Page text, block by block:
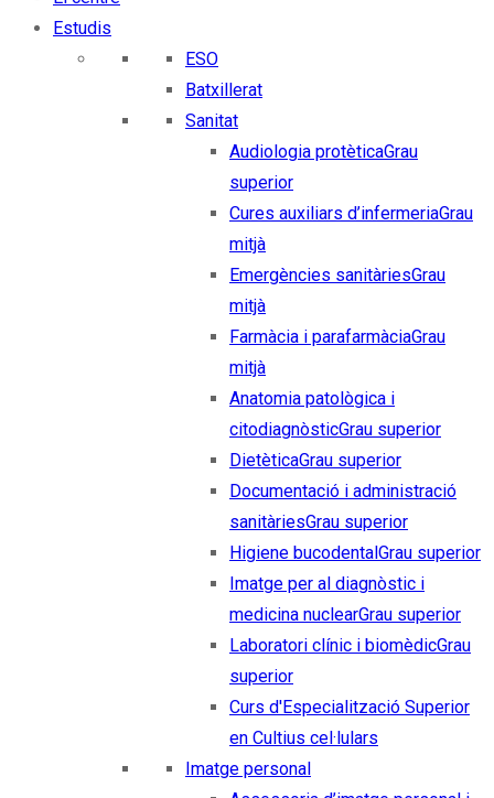
Estudis
ESO
Batxillerat
Sanitat
Audiologia protèticaGrau
superior
Cures auxiliars d’infermeriaGrau
mitjà
Emergències sanitàriesGrau
mitjà
Farmàcia i parafarmàciaGrau
mitjà
Anatomia patològica i
citodiagnòsticGrau superior
DietèticaGrau superior
Documentació i administració
sanitàriesGrau superior
Higiene bucodentalGrau superior
Imatge per al diagnòstic i
medicina nuclearGrau superior
Laboratori clínic i biomèdicGrau
superior
Curs d'Especialització Superior
en Cultius cel·lulars
Imatge personal